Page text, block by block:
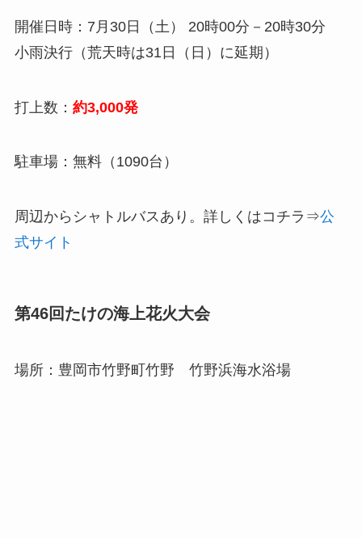
開催日時：7月30日（土） 20時00分－20時30分
小雨決行（荒天時は31日（日）に延期）
打上数： 約3,000発
駐車場：無料（1090台）
周辺からシャトルバスあり。詳しくはコチラ⇒公
式サイト
第46回たけの海上花火大会
場所：豊岡市竹野町竹野 竹野浜海水浴場